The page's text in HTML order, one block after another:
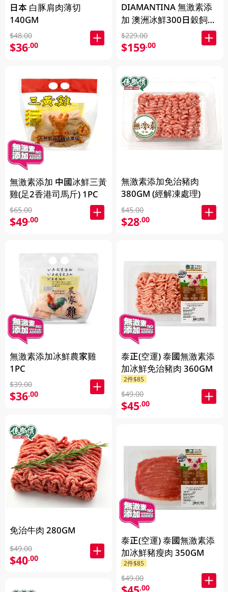
日本 白豚肩肉薄切
140GM
$48.00
$36.00
無激素添加 中國冰鮮三黃
雞(足2香港司馬斤) 1PC
$65.00
$49.00
無激素添加冰鮮農家雞
1PC
$39.00
$36.00
免治牛肉 280GM
$49.00
$40.00
DIAMANTINA 無激素添
加 澳洲冰鮮300日穀飼和
牛肉眼扒SB4+ 200克
$229.00
$159.00
無激素添加免治豬肉
380GM (經解凍處理)
$45.00
$28.00
泰正(空運) 泰國無激素添
加冰鮮免治豬肉 360GM
2件$85
$49.00
$45.00
泰正(空運) 泰國無激素添
加冰鮮豬瘦肉 350GM
2件$85
$49.00
.00